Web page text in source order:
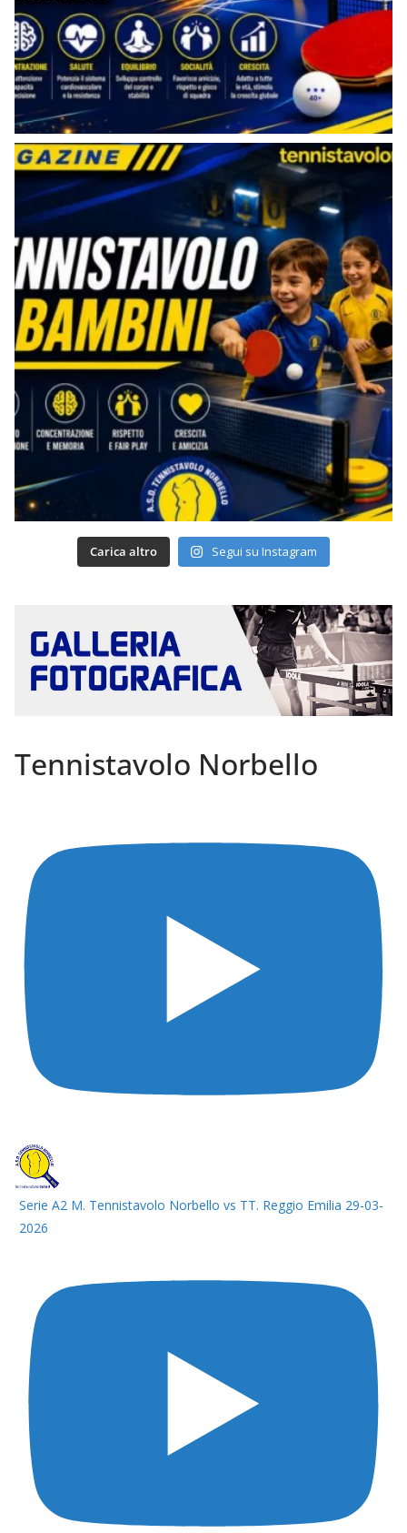
Carica altro Segui su Instagram
Tennistavolo Norbello
Serie A2 M. Tennistavolo Norbello vs TT. Reggio Emilia 29-03-
2026